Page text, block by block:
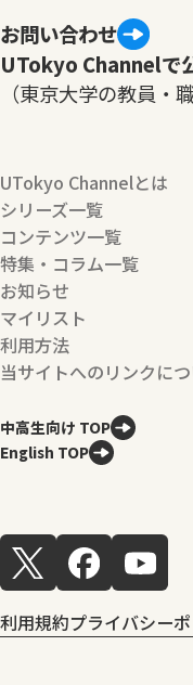
お問い合わせ
UTokyo Channelで
（東京大学の教員・
UTokyo Channelとは
シリーズ一覧
コンテンツ一覧
特集・コラム一覧
お知らせ
マイリスト
利用方法
当サイトへのリンクに
中高生向け TOP
English TOP
利用規約プライバシー